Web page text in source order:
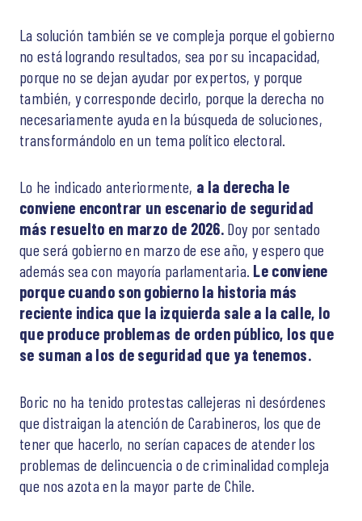
La solución también se ve compleja porque el gobierno
no está logrando resultados, sea por su incapacidad,
porque no se dejan ayudar por expertos, y porque
también, y corresponde decirlo, porque la derecha no
necesariamente ayuda en la búsqueda de soluciones,
transformándolo en un tema político electoral.
Lo he indicado anteriormente, a la derecha le
conviene encontrar un escenario de seguridad
más resuelto en marzo de 2026. Doy por sentado
que será gobierno en marzo de ese año, y espero que
además sea con mayoría parlamentaria. Le conviene
porque cuando son gobierno la historia más
reciente indica que la izquierda sale a la calle, lo
que produce problemas de orden público, los que
se suman a los de seguridad que ya tenemos.
Boric no ha tenido protestas callejeras ni desórdenes
que distraigan la atención de Carabineros, los que de
tener que hacerlo, no serían capaces de atender los
problemas de delincuencia o de criminalidad compleja
que nos azota en la mayor parte de Chile.